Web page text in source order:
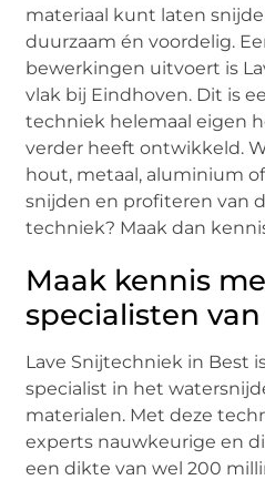
materiaal kunt laten
duurzaam én voordelig.
bewerkingen uitvoert is
vlak bij Eindhoven. Dit is
techniek helemaal eigen
verder heeft ontwikkeld.
hout, metaal, aluminium
snijden en profiteren van
techniek? Maak dan
Maak kennis
specialisten
Lave Snijtechniek in Best
specialist in het
materialen. Met deze
experts nauwkeurige en
een dikte van wel 200